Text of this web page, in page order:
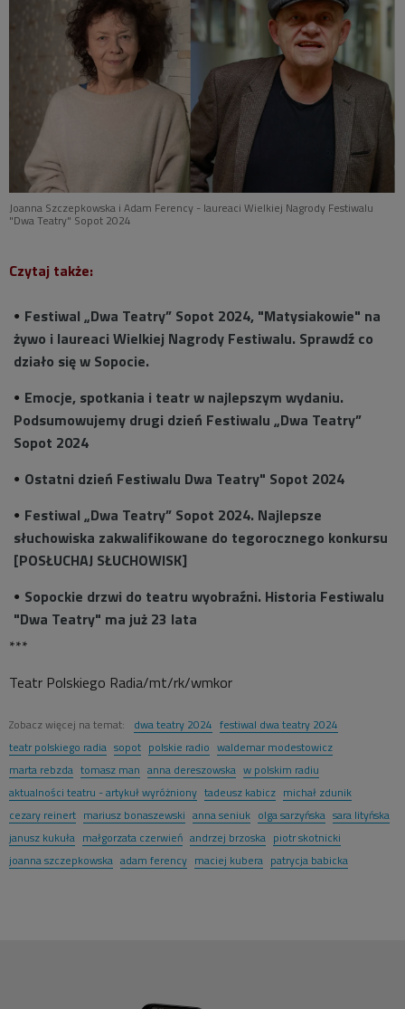
Joanna Szczepkowska i Adam Ferency - laureaci Wielkiej Nagrody Festiwalu
"Dwa Teatry" Sopot 2024
Czytaj także:
Festiwal „Dwa Teatry” Sopot 2024, "Matysiakowie" na
żywo i laureaci Wielkiej Nagrody Festiwalu. Sprawdź co
działo się w Sopocie.
Emocje, spotkania i teatr w najlepszym wydaniu.
Podsumowujemy drugi dzień Festiwalu „Dwa Teatry”
Sopot 2024
Ostatni dzień Festiwalu Dwa Teatry" Sopot 2024
Festiwal „Dwa Teatry” Sopot 2024. Najlepsze
słuchowiska zakwalifikowane do tegorocznego konkursu
[POSŁUCHAJ SŁUCHOWISK]
Sopockie drzwi do teatru wyobraźni. Historia Festiwalu
"Dwa Teatry" ma już 23 lata
***
Teatr Polskiego Radia/mt/rk/wmkor
Zobacz więcej na temat: dwa teatry 2024 festiwal dwa teatry 2024
teatr polskiego radia sopot polskie radio waldemar modestowicz
marta rebzda tomasz man anna dereszowska w polskim radiu
aktualności teatru - artykuł wyróżniony tadeusz kabicz michał zdunik
cezary reinert mariusz bonaszewski anna seniuk olga sarzyńska sara lityńska
janusz kukuła małgorzata czerwień andrzej brzoska piotr skotnicki
joanna szczepkowska adam ferency maciej kubera patrycja babicka